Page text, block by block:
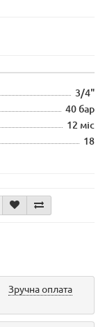
3/4"
40 бар
12 міс
18
Зручна оплата